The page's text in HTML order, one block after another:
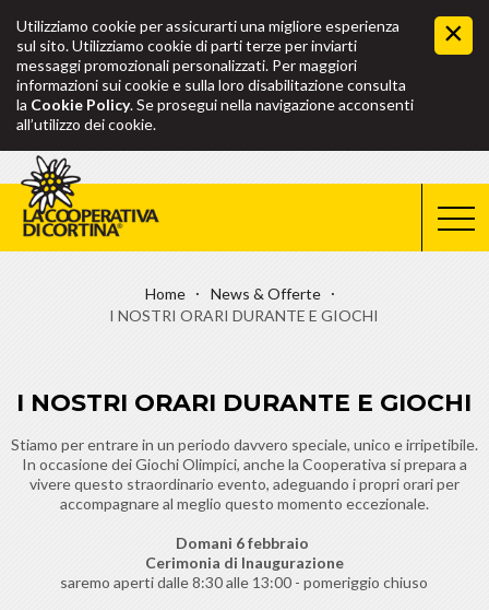
Utilizziamo cookie per assicurarti una migliore esperienza
sul sito. Utilizziamo cookie di parti terze per inviarti
messaggi promozionali personalizzati. Per maggiori
informazioni sui cookie e sulla loro disabilitazione consulta
la Cookie Policy. Se prosegui nella navigazione acconsenti
all’utilizzo dei cookie.
Home
News & Offerte
I NOSTRI ORARI DURANTE E GIOCHI
I NOSTRI ORARI DURANTE E GIOCHI
Stiamo per entrare in un periodo davvero speciale, unico e irripetibile.
In occasione dei Giochi Olimpici, anche la Cooperativa si prepara a
vivere questo straordinario evento, adeguando i propri orari per
accompagnare al meglio questo momento eccezionale.
Domani 6 febbraio
Cerimonia di Inaugurazione
saremo aperti dalle 8:30 alle 13:00 - pomeriggio chiuso